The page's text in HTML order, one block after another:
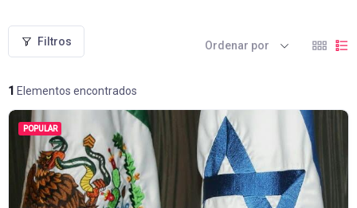
Filtros
1 Elementos encontrados
Ordenar por
POPULAR